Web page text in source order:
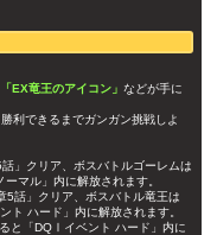
「EX竜王のアイコン」 などが手に
利できるまでガンガン挑戦しよ
」クリア、ボスバトルゴーレムは
マル」内に解放されます。
話」クリア、ボスバトル竜王は
ト ハード」内に解放されます。
と「DQⅠイベント ハード」内に